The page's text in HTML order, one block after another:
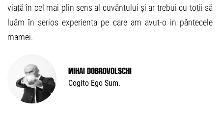
viață în cel mai plin sens al cuvântului și ar trebui cu toții să
luăm în serios experienta pe care am avut-o in pântecele
mamei.
Mihai Dobrovolschi
Cogito Ego Sum.